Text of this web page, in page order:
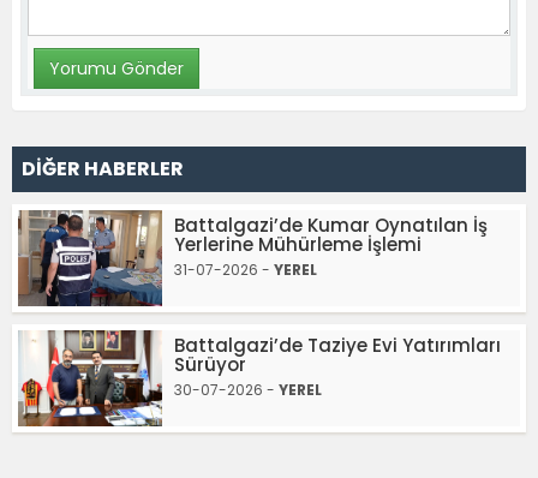
DİĞER HABERLER
Battalgazi’de Kumar Oynatılan İş
Yerlerine Mühürleme İşlemi
31-07-2026 - YEREL
Battalgazi’de Taziye Evi Yatırımları
Sürüyor
30-07-2026 - YEREL